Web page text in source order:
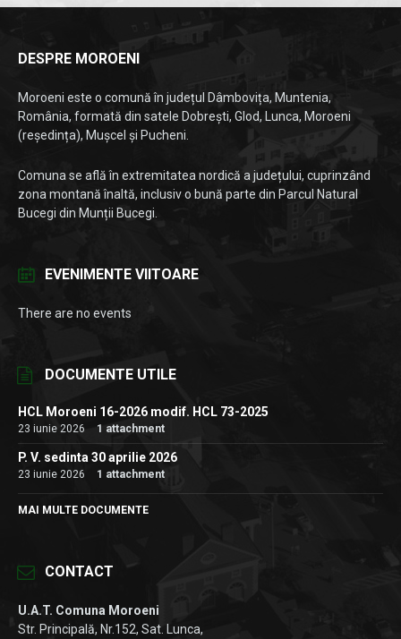
DESPRE MOROENI
Moroeni este o comună în județul Dâmbovița, Muntenia,
România, formată din satele Dobrești, Glod, Lunca, Moroeni
(reședința), Mușcel și Pucheni.
Comuna se află în extremitatea nordică a județului, cuprinzând
zona montană înaltă, inclusiv o bună parte din Parcul Natural
Bucegi din Munții Bucegi.
EVENIMENTE VIITOARE
There are no events
DOCUMENTE UTILE
HCL Moroeni 16-2026 modif. HCL 73-2025
23 iunie 2026 1 attachment
P. V. sedinta 30 aprilie 2026
23 iunie 2026 1 attachment
MAI MULTE DOCUMENTE
CONTACT
U.A.T. Comuna Moroeni
Str. Principală, Nr.152, Sat. Lunca,